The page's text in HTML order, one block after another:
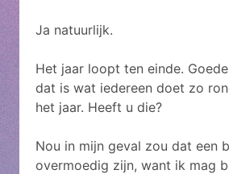
Ja natuurlijk.
Het jaar loopt ten einde.
dat is wat iedereen doet zo
het jaar. Heeft u die?
Nou in mijn geval zou dat een
overmoedig zijn, want ik mag